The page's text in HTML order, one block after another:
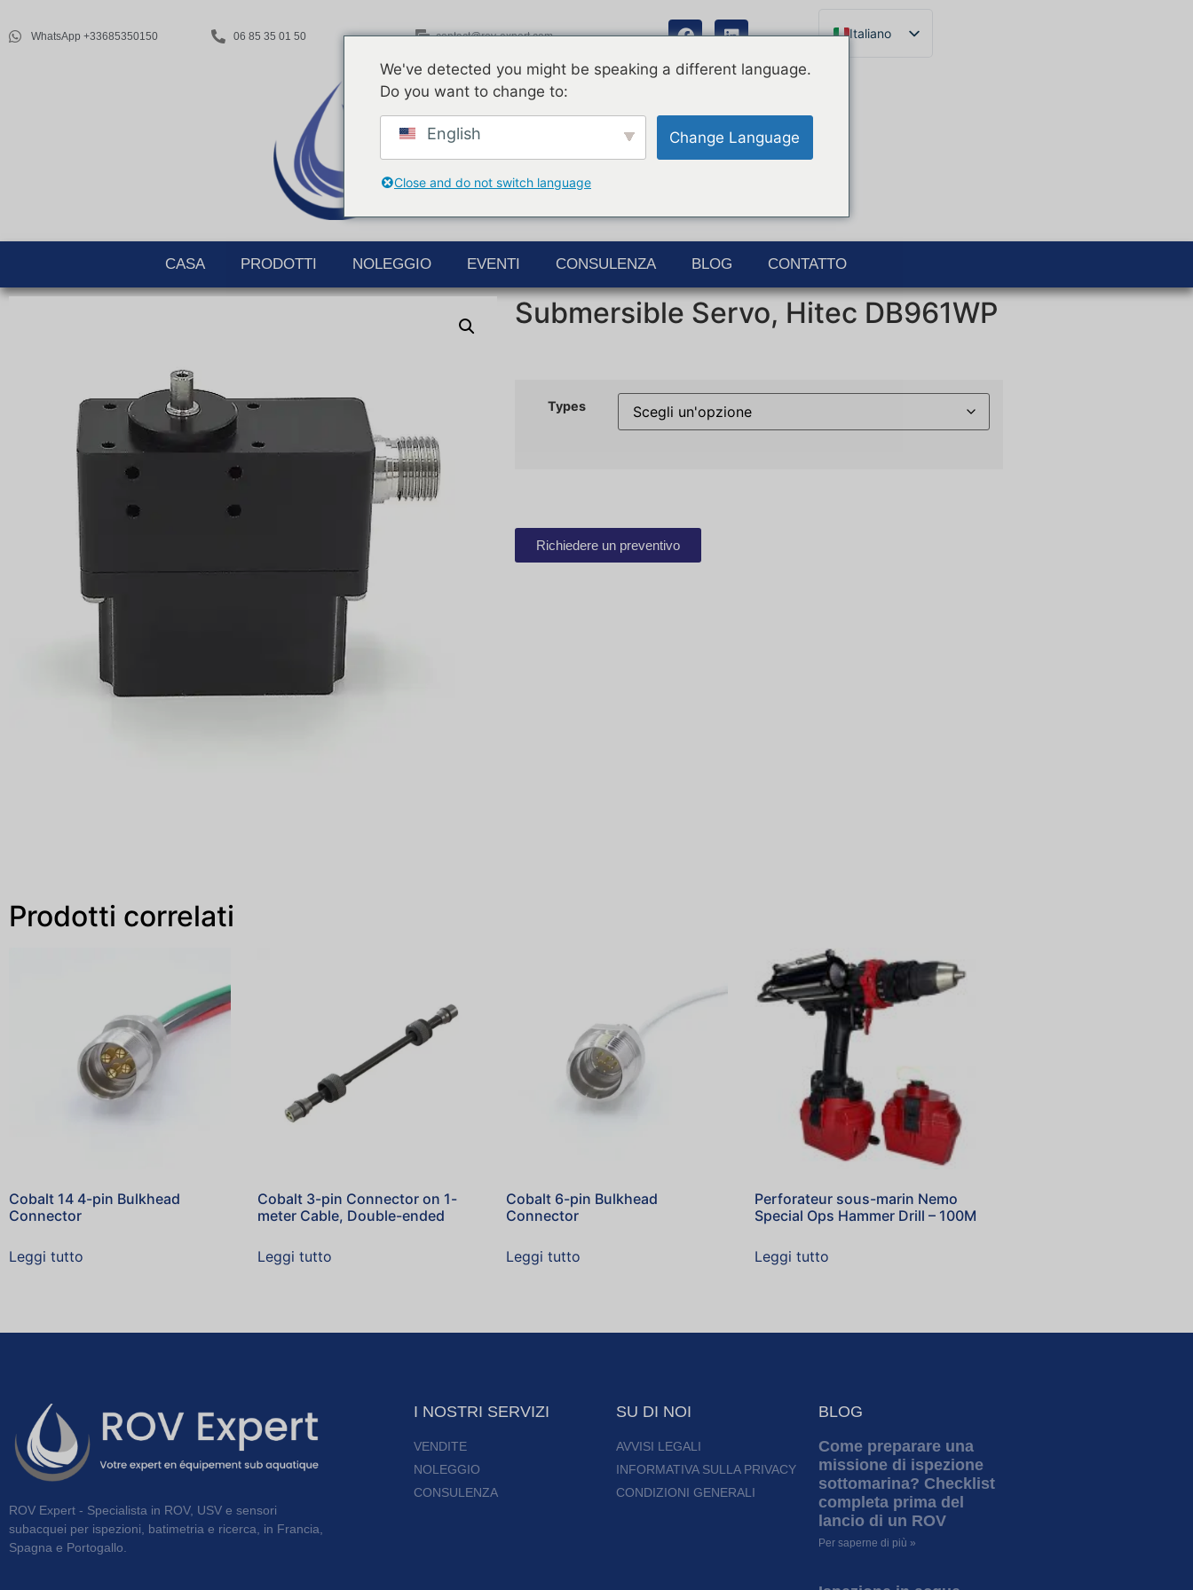
WhatsApp +33685350150 06 85 35 01 50 contact@rov-expert.com
Italiano
Ελληνικά
CASA PRODOTTI NOLEGGIO EVENTI CONSULENZA BLOG CONTATTO
Submersible Servo, Hitec DB961WP
Types
Richiedere un preventivo
Prodotti correlati
Cobalt 14 4-pin Bulkhead
Connector
Leggi tutto
Cobalt 3-pin Connector on 1-
meter Cable, Double-ended
Leggi tutto
Cobalt 6-pin Bulkhead
Connector
Leggi tutto
Perforateur sous-marin Nemo
Special Ops Hammer Drill – 100M
Leggi tutto
ROV Expert - Specialista in ROV, USV e sensori
subacquei per ispezioni, batimetria e ricerca, in Francia,
Spagna e Portogallo.
I NOSTRI SERVIZI
VENDITE
NOLEGGIO
CONSULENZA
SU DI NOI
AVVISI LEGALI
INFORMATIVA SULLA PRIVACY
CONDIZIONI GENERALI
BLOG
Come preparare una
missione di ispezione
sottomarina? Checklist
completa prima del
lancio di un ROV
Per saperne di più »
We've detected you might be speaking a different language.
Do you want to change to:
English Change Language
Close and do not switch language